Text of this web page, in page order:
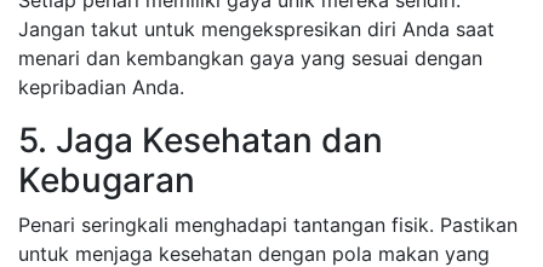
Jangan takut untuk mengekspresikan diri Anda saat
menari dan kembangkan gaya yang sesuai dengan
kepribadian Anda.
5. Jaga Kesehatan dan
Kebugaran
Penari seringkali menghadapi tantangan fisik. Pastikan
untuk menjaga kesehatan dengan pola makan yang